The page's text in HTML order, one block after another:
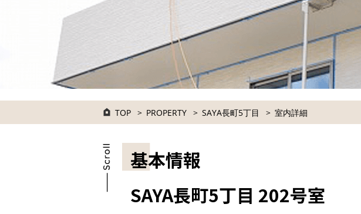
TOP PROPERTY SAYA長町5丁目 室内詳細
基本情報
SAYA長町5丁目 202号室